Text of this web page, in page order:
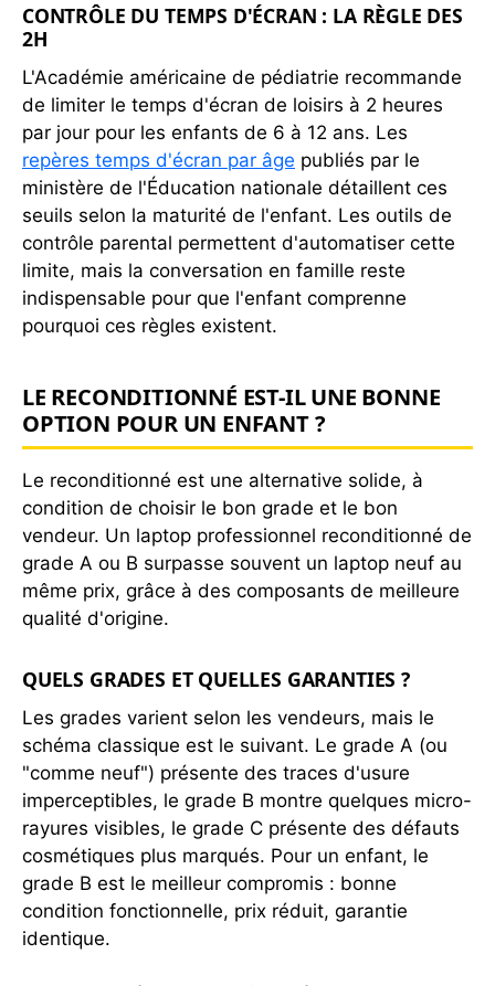
CONTRÔLE DU TEMPS D'ÉCRAN : LA RÈGLE DES
2H
L'Académie américaine de pédiatrie recommande
de limiter le temps d'écran de loisirs à 2 heures
par jour pour les enfants de 6 à 12 ans. Les
repères temps d'écran par âge publiés par le
ministère de l'Éducation nationale détaillent ces
seuils selon la maturité de l'enfant. Les outils de
contrôle parental permettent d'automatiser cette
limite, mais la conversation en famille reste
indispensable pour que l'enfant comprenne
pourquoi ces règles existent.
LE RECONDITIONNÉ EST-IL UNE BONNE
OPTION POUR UN ENFANT ?
Le reconditionné est une alternative solide, à
condition de choisir le bon grade et le bon
vendeur. Un laptop professionnel reconditionné de
grade A ou B surpasse souvent un laptop neuf au
même prix, grâce à des composants de meilleure
qualité d'origine.
QUELS GRADES ET QUELLES GARANTIES ?
Les grades varient selon les vendeurs, mais le
schéma classique est le suivant. Le grade A (ou
"comme neuf") présente des traces d'usure
imperceptibles, le grade B montre quelques micro-
rayures visibles, le grade C présente des défauts
cosmétiques plus marqués. Pour un enfant, le
grade B est le meilleur compromis : bonne
condition fonctionnelle, prix réduit, garantie
identique.